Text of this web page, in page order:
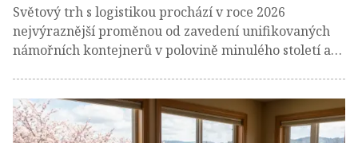
Světový trh s logistikou prochází v roce 2026
nejvýraznější proměnou od zavedení unifikovaných
námořních kontejnerů v polovině minulého století a
jak ji známe?